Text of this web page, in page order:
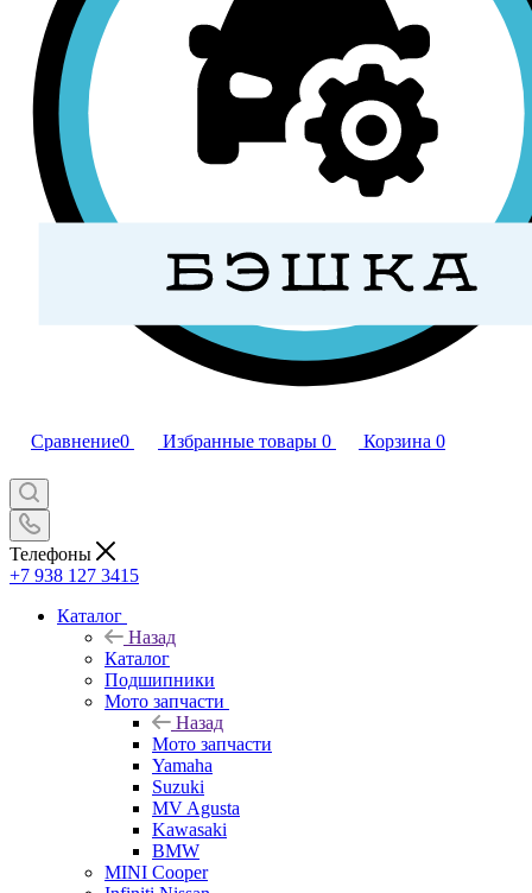
Сравнение0 Избранные товары 0 Корзина 0
Телефоны
+7 938 127 3415
Каталог
Назад
Каталог
Подшипники
Мото запчасти
Назад
Мото запчасти
Yamaha
Suzuki
MV Agusta
Kawasaki
BMW
MINI Cooper